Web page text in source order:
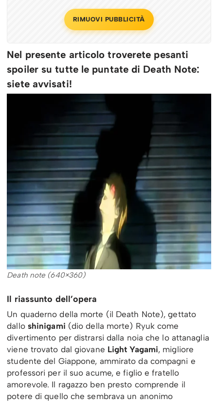
RIMUOVI PUBBLICITÀ
Nel presente articolo troverete pesanti
spoiler su tutte le puntate di Death Note:
siete avvisati!
Death note (640×360)
Il riassunto dell’opera
Un quaderno della morte (il Death Note), gettato
dallo shinigami (dio della morte) Ryuk come
divertimento per distrarsi dalla noia che lo attanaglia
viene trovato dal giovane Light Yagami, migliore
studente del Giappone, ammirato da compagni e
professori per il suo acume, e figlio e fratello
amorevole. Il ragazzo ben presto comprende il
potere di quello che sembrava un anonimo